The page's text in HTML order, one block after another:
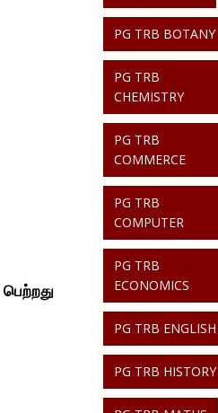
பெற்றது
PG TRB BOTANY
PG TRB
CHEMISTRY
PG TRB
COMMERCE
PG TRB
COMPUTER
PG TRB
ECONOMICS
PG TRB ENGLISH
PG TRB HISTORY